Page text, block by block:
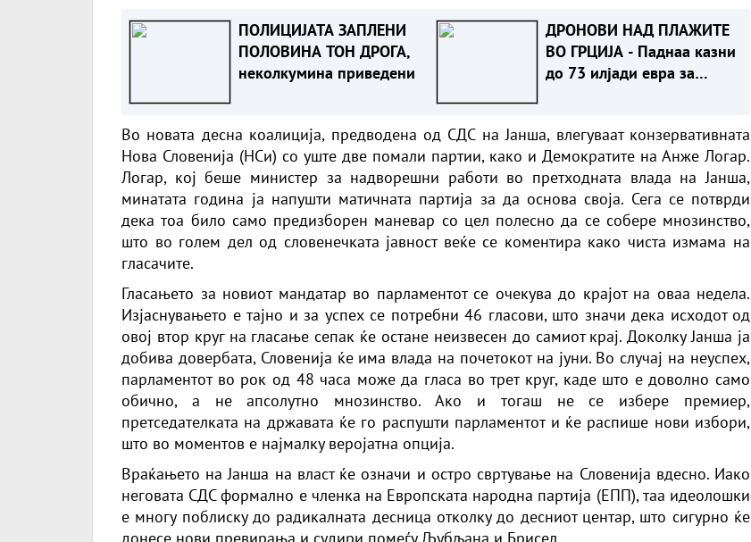
ПОЛИЦИЈАТА ЗАПЛЕНИ
ПОЛОВИНА ТОН ДРОГА,
неколкумина приведени
ДРОНОВИ НАД ПЛАЖИТЕ
ВО ГРЦИЈА - Паднаа казни
до 73 илјади евра за
Во новата десна коалиција, предводена од СДС на Јанша, влегуваат конзервативната
Нова Словенија (НСи) со уште две помали партии, како и Демократите на Анже Логар.
Логар, кој беше министер за надворешни работи во претходната влада на Јанша,
минатата година ја напушти матичната партија за да основа своја. Сега се потврди
дека тоа било само предизборен маневар со цел полесно да се собере мнозинство,
што во голем дел од словенечката јавност веќе се коментира како чиста измама на
гласачите.
Гласањето за новиот мандатар во парламентот се очекува до крајот на оваа недела.
Изјаснувањето е тајно и за успех се потребни 46 гласови, што значи дека исходот од
овој втор круг на гласање сепак ќе остане неизвесен до самиот крај. Доколку Јанша ја
добива довербата, Словенија ќе има влада на почетокот на јуни. Во случај на неуспех,
парламентот во рок од 48 часа може да гласа во трет круг, каде што е доволно само
обично, а не апсолутно мнозинство. Ако и тогаш не се избере премиер,
претседателката на државата ќе го распушти парламентот и ќе распише нови избори,
што во моментов е најмалку веројатна опција.
Враќањето на Јанша на власт ќе означи и остро свртување на Словенија вдесно. Иако
неговата СДС формално е членка на Европската народна партија (ЕПП), таа идеолошки
е многу поблиску до радикалната десница отколку до десниот центар, што сигурно ќе
донесе нови превирања и судири помеѓу Љубљана и Брисел.